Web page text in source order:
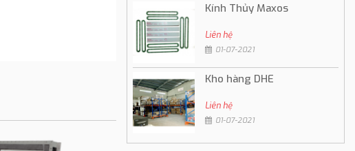
Kính Thủy Maxos
Liên hệ
01-07-2021
Kho hàng DHE
Liên hệ
01-07-2021